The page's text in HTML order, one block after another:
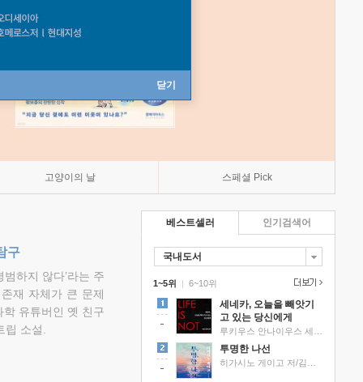
닫기
고양이의 날 스페셜 Pick
구
하지 않다’라는 주
재 자체가 큰 문제
유튜버인 옛 친구
소설.
베스트셀러
국내도서
1~5위 |
세네카, 오늘을 빼앗기
고 있는 당신에게
투명한 나선
6~10위
인기검색어